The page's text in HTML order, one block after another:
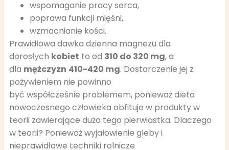
wspomaganie pracy serca,
poprawa funkcji mięśni,
wzmacnianie kości.
Prawidłowa dawka dzienna magnezu dla
dorosłych kobiet to od 310 do 320 mg, a
dla mężczyzn 410-420 mg. Dostarczenie jej z
pożywieniem nie powinno
być współcześnie problemem, ponieważ dieta
nowoczesnego człowieka obfituje w produkty w
teorii zawierające dużo tego pierwiastka. Dlaczego
w teorii? Ponieważ wyjałowienie gleby i
nieprawidłowe techniki rolnicze